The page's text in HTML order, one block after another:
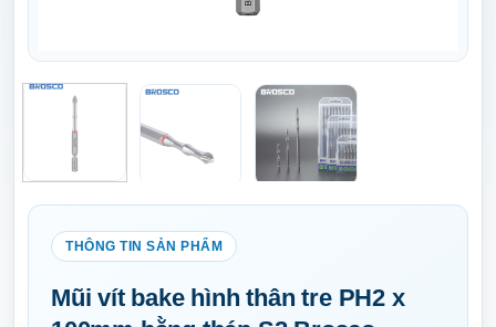
Mũi vít bake hình thân tre PH2 x